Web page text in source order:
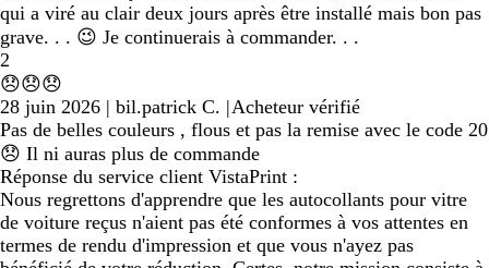
qui a viré au clair deux jours après être installé mais bon pas
grave. . . 😉 Je continuerais à commander. . .
2
😞😞😞
28 juin 2026 | bil.patrick C. |Acheteur vérifié
Pas de belles couleurs , flous et pas la remise avec le code 20
😞 Il ni auras plus de commande
Réponse du service client VistaPrint :
Nous regrettons d'apprendre que les autocollants pour vitre
de voiture reçus n'aient pas été conformes à vos attentes en
termes de rendu d'impression et que vous n'ayez pas